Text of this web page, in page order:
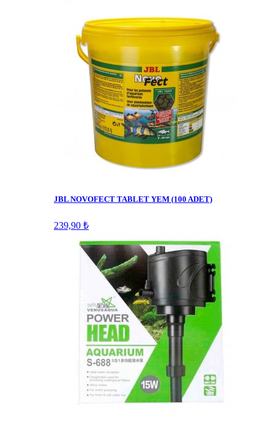
JBL NOVOFECT TABLET YEM (100 ADET)
239,90 ₺